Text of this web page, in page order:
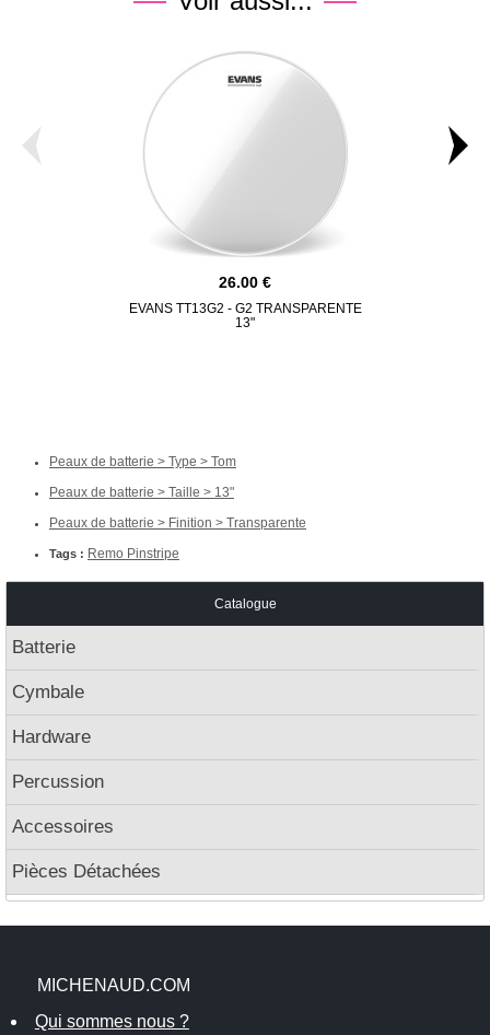
26.00
EVANS TT13G2 - G2 TRANSPARENTE
13"
Peaux de batterie > Type > Tom
Peaux de batterie > Taille > 13"
Peaux de batterie > Finition > Transparente
Tags : Remo Pinstripe
Catalogue
Batterie
Cymbale
Hardware
Percussion
Accessoires
Pièces Détachées
MICHENAUD.COM
Qui sommes nous ?